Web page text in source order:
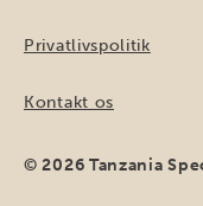
Privatlivspolitik
Kontakt os
© 2026 Tanzania